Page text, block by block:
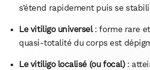
s’étend rapidement puis se
Le vitiligo universel: forme rare
quasi-totalité du corps est
Le vitiligo localisé (ou focal):